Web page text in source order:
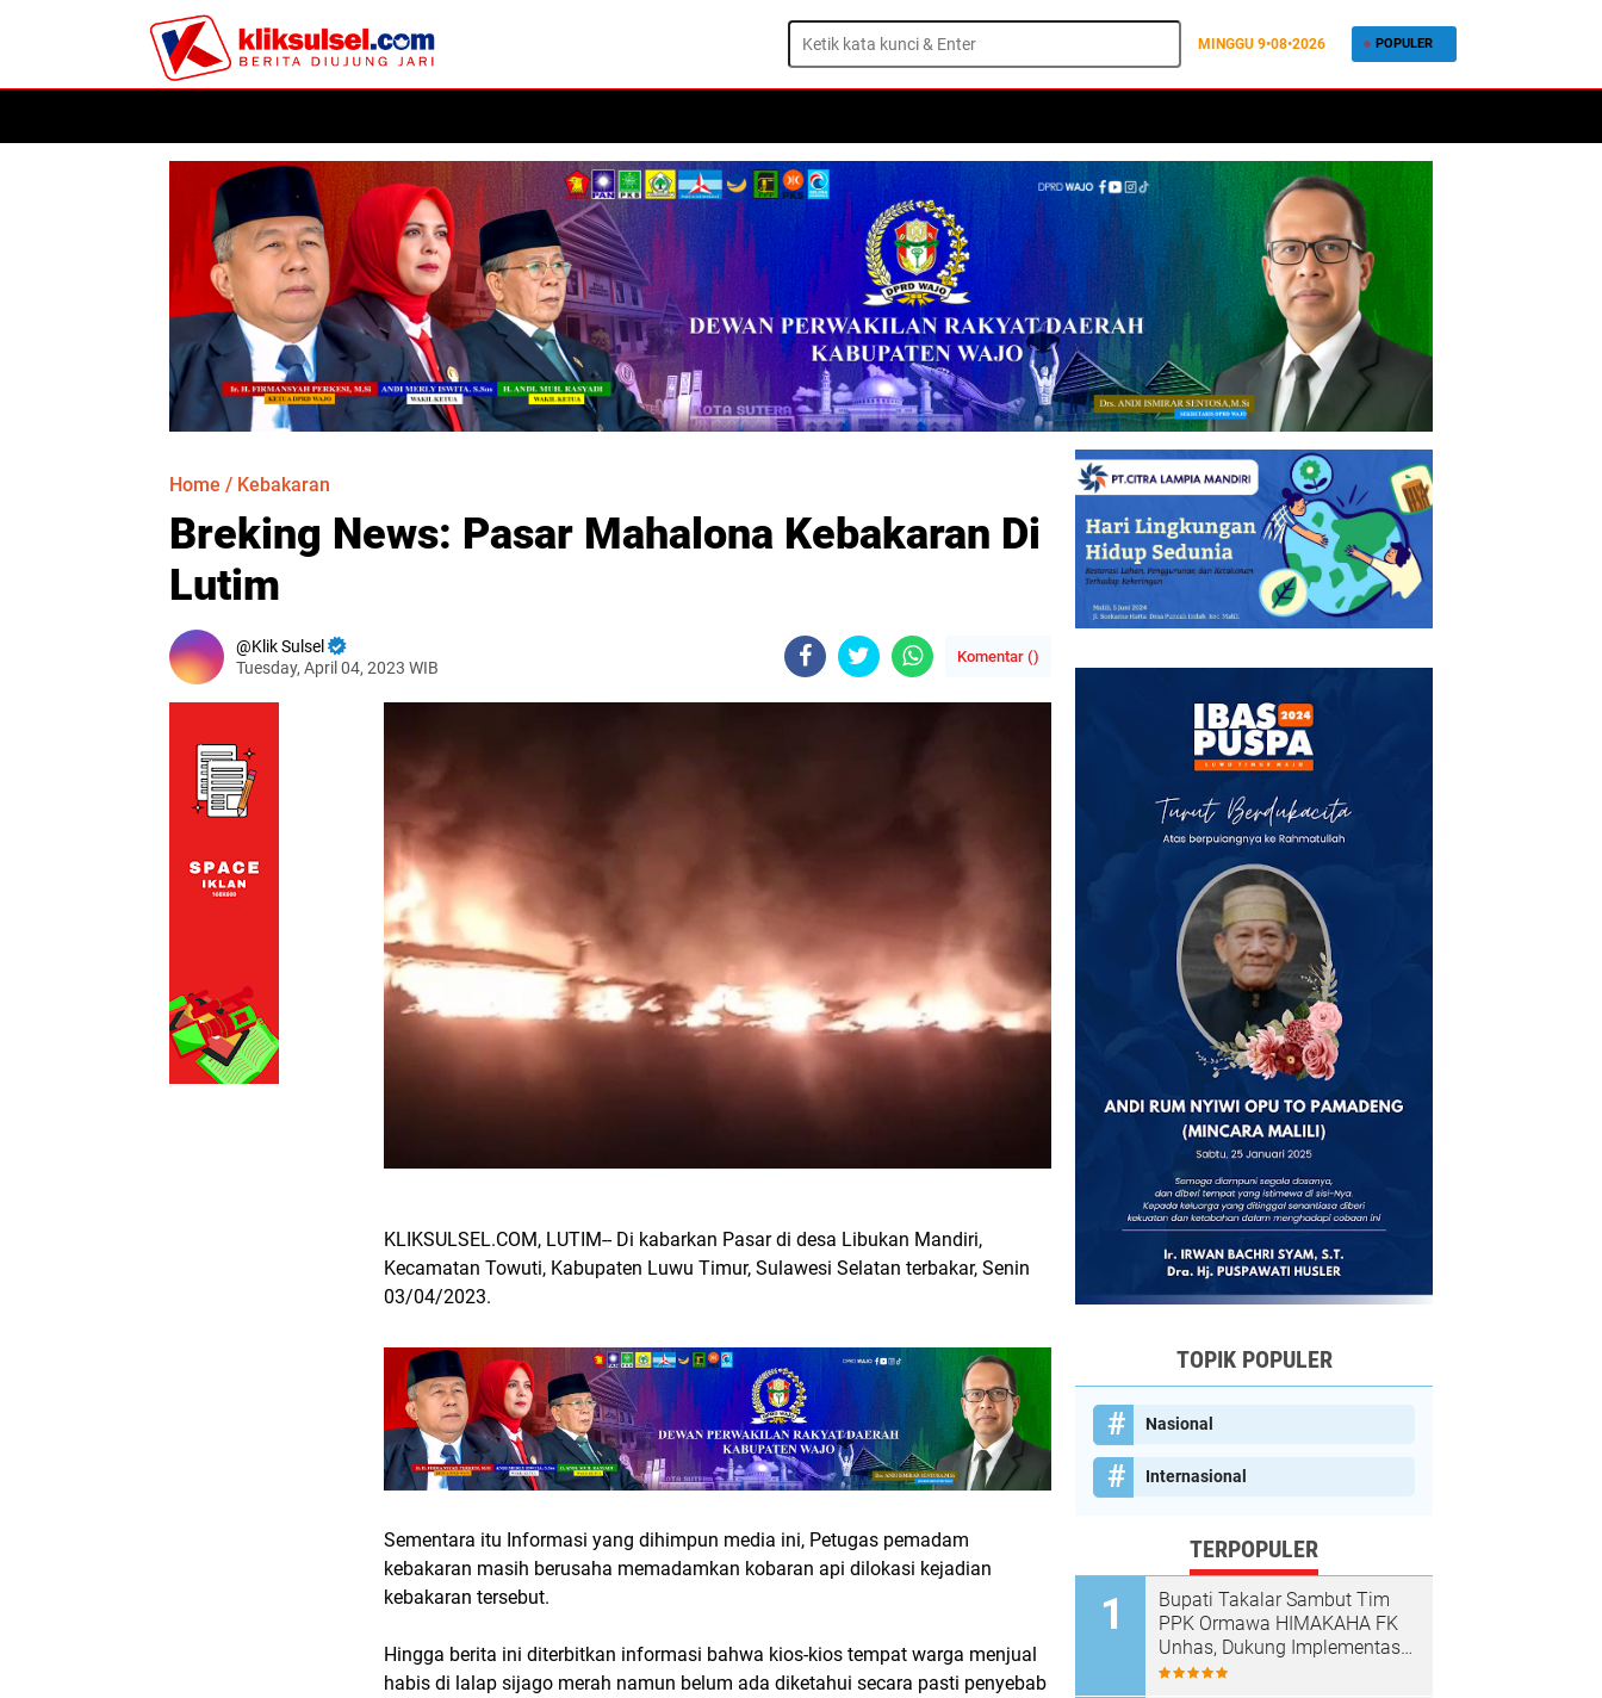
MINGGU 9•08•2026 POPULER
Home / Kebakaran
Breking News: Pasar Mahalona Kebakaran Di
Lutim
Klik Sulsel
Tuesday, April 04, 2023 WIB
Komentar ()
KLIKSULSEL.COM, LUTIM-- Di kabarkan Pasar di desa Libukan Mandiri,
Kecamatan Towuti, Kabupaten Luwu Timur, Sulawesi Selatan terbakar, Senin
03/04/2023.
Sementara itu Informasi yang dihimpun media ini, Petugas pemadam
kebakaran masih berusaha memadamkan kobaran api dilokasi kejadian
kebakaran tersebut.
Hingga berita ini diterbitkan informasi bahwa kios-kios tempat warga menjual
habis di lalap sijago merah namun belum ada diketahui secara pasti penyebab
TOPIK POPULER
Nasional
Internasional
TERPOPULER
Bupati Takalar Sambut Tim
PPK Ormawa HIMAKAHA FK
Unhas, Dukung Implementasi
Program OCEANS di Desa